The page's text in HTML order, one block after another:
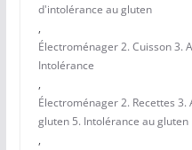
d'intolérance au gluten
,
Électroménager 2. Cuisson 3.
Intolérance
,
Électroménager 2. Recettes
gluten 5. Intolérance au gluten
,